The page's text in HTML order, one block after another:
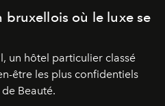
où le luxe se
un hôtel particulier classé
être les plus confidentiels
Beauté.